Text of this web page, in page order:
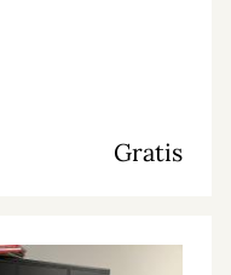
Gratis